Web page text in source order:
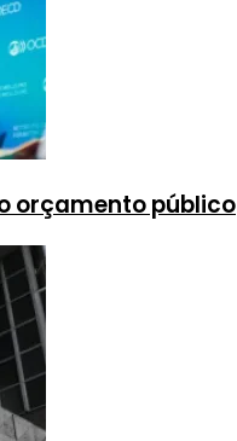
orçamento público